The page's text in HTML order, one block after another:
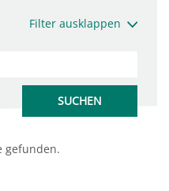
Filter ausklappen
gefunden.